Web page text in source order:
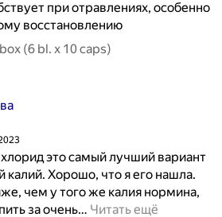
при отравлениях, особенно
восстановлению
(6 bl. x 10 caps)
это самый лучший вариант
калий. Хорошо, что я его нашла.
чем у того же калия нормина,
за очень… Читать ещё